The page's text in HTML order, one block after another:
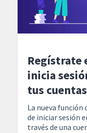
Regístrate
inicia
tus
La nueva
de iniciar sesión
través de una